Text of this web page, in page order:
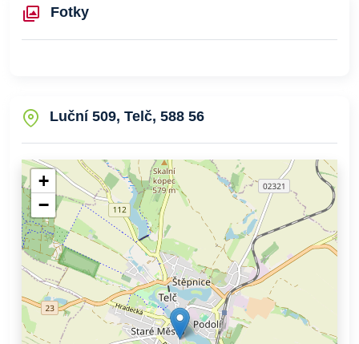
Fotky
Luční 509, Telč, 588 56
+
−